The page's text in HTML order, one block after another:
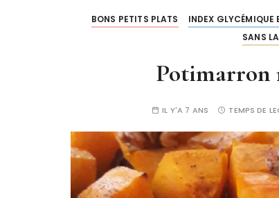
BONS PETITS PLATS INDEX GLYCÉMIQUE
SANS
Potimarron
IL Y'A 7 ANS TEMPS DE